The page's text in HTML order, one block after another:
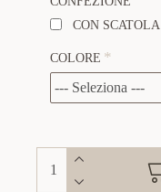
CON SCATOLA
COLORE